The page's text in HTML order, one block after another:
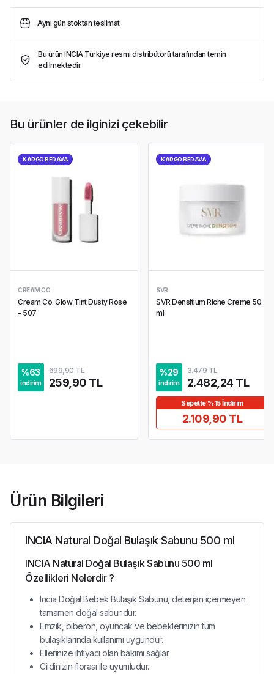
Aynı gün stoktan teslimat
Bu ürün INCIA Türkiye resmi distribütörü tarafından temin
edilmektedir.
Bu ürünler de ilginizi çekebilir
KARGO BEDAVA
CREAM CO.
Cream Co. Glow Tint Dusty Rose
- 507
%63
indirim
699,90 TL
259,90 TL
KARGO BEDAVA
SVR
SVR Densitium Riche Creme 50
ml
%29
indirim
3.479 TL
2.482,24 TL
Sepette %15 İndirim
2.109,90 TL
Ürün Bilgileri
INCIA Natural Doğal Bulaşık Sabunu 500 ml
INCIA Natural Doğal Bulaşık Sabunu 500 ml
Özellikleri Nelerdir ?
Incia Doğal Bebek Bulaşık Sabunu, deterjan içermeyen
tamamen doğal sabundur.
Emzik, biberon, oyuncak ve bebeklerinizin tüm
bulaşıklarında kullanımı uygundur.
Ellerinize ihtiyacı olan bakımı sağlar.
Cildinizin florası ile uyumludur.